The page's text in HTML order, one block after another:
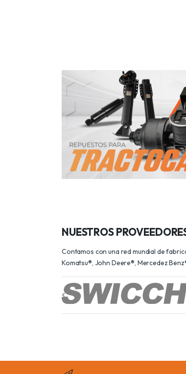
NUESTROS
Contamos con una red mundial de
Komatsu®, John Deere®, Mercedez